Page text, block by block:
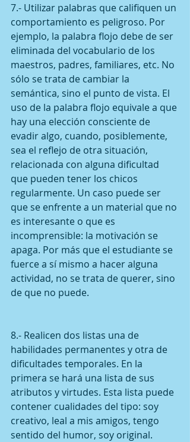
7.- Utilizar palabras que califiquen un
comportamiento es peligroso. Por
ejemplo, la palabra flojo debe de ser
eliminada del vocabulario de los
maestros, padres, familiares, etc. No
sólo se trata de cambiar la
semántica, sino el punto de vista. El
uso de la palabra flojo equivale a que
hay una elección consciente de
evadir algo, cuando, posiblemente,
sea el reflejo de otra situación,
relacionada con alguna dificultad
que pueden tener los chicos
regularmente. Un caso puede ser
que se enfrente a un material que no
es interesante o que es
incomprensible: la motivación se
apaga. Por más que el estudiante se
fuerce a sí mismo a hacer alguna
actividad, no se trata de querer, sino
de que no puede.
8.- Realicen dos listas una de
habilidades permanentes y otra de
dificultades temporales. En la
primera se hará una lista de sus
atributos y virtudes. Esta lista puede
contener cualidades del tipo: soy
creativo, leal a mis amigos, tengo
sentido del humor, soy original.